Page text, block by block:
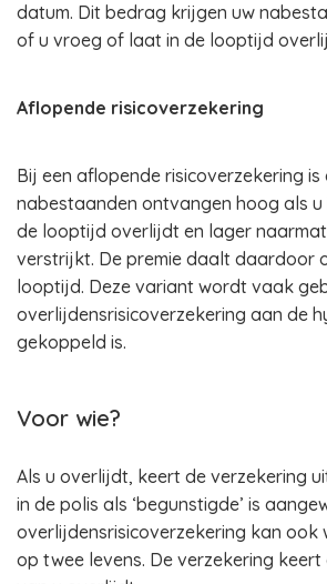
datum. Dit bedrag krijgen uw
of u vroeg of laat in de looptijd
Aflopende risicoverzekering
Bij een aflopende risicoverzekering
nabestaanden ontvangen hoog als u
de looptijd overlijdt en lager
verstrijkt. De premie daalt daardoor
looptijd. Deze variant wordt vaak
overlijdensrisicoverzekering aan de
gekoppeld is.
Voor wie?
Als u overlijdt, keert de verzekering
in de polis als ‘begunstigde’ is
overlijdensrisicoverzekering kan ook
op twee levens. De verzekering keert